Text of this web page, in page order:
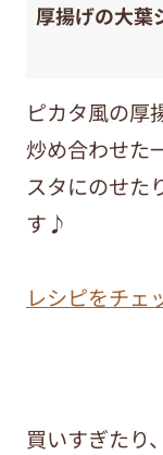
厚揚げの大
ピカタ風の厚
炒め合わせた
スタにのせた
す♪
レシピをチェ
買いすぎたり